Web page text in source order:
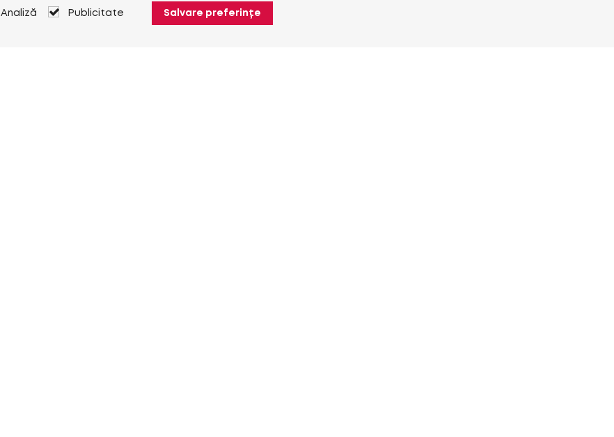
Analiză Publicitate Salvare preferințe